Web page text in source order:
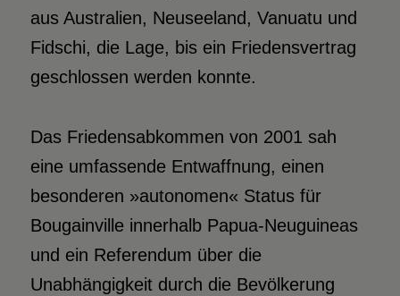
aus Australien, Neuseeland, Vanuatu und
Fidschi, die Lage, bis ein Friedensvertrag
geschlossen werden konnte.
Das Friedensabkommen von 2001 sah
eine umfassende Entwaffnung, einen
besonderen »autonomen« Status für
Bougainville innerhalb Papua-Neuguineas
und ein Referendum über die
Unabhängigkeit durch die Bevölkerung